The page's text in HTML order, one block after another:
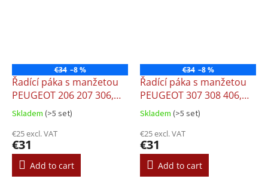
€34 –8 %
Řadící páka s manžetou
PEUGEOT 206 207 306,
5st.
Skladem (>5 set)
€25 excl. VAT
€31
Add to cart
€34 –8 %
Řadící páka s manžetou
PEUGEOT 307 308 406,
5st.
Skladem (>5 set)
€25 excl. VAT
€31
Add to cart